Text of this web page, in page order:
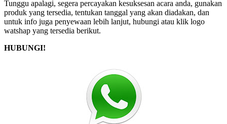
Tunggu apalagi, segera percayakan kesuksesan acara anda, gunakan
produk yang tersedia, tentukan tanggal yang akan diadakan, dan
untuk info juga penyewaan lebih lanjut, hubungi atau klik logo
watshap yang tersedia berikut.
HUBUNGI!